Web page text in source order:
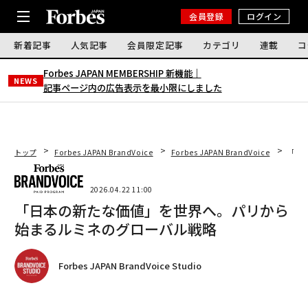
会員登録 ログイン
新着記事 人気記事 会員限定記事 カテゴリ 連載
NEWS
Forbes JAPAN MEMBERSHIP 新機能｜
記事ページ内の広告表示を最小限にしました
トップ Forbes JAPAN BrandVoice Forbes JAPAN BrandVoice 「
2026.04.22 11:00
「日本の新たな価値」を世界へ。パリから
始まるルミネのグローバル戦略
Forbes JAPAN BrandVoice Studio